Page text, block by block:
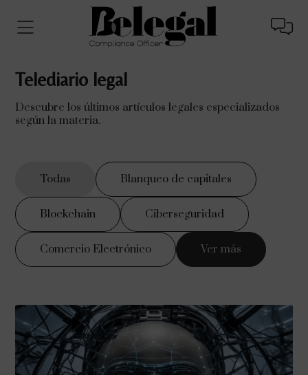
Telediario legal
Descubre los últimos artículos legales especializados
según la materia.
Todas Blanqueo de capitales
Blockchain Ciberseguridad
Comercio Electrónico Ver más